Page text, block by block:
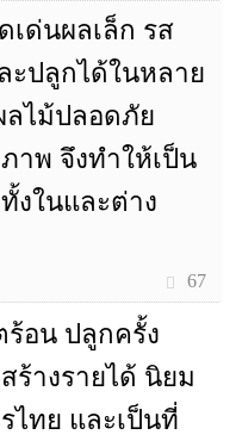
เด่นผลเล็ก รส
ะปลูกได้ในหลาย
ไม้ปลอดภัย
าพ จึงทำให้เป็น
งในและต่าง
67
ร้อน ปลูกครั้ง
ร้างรายได้ นิยม
ไทย และเป็นที่